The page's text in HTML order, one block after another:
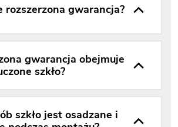
rozszerzona gwarancja?
gwarancja obejmuje
szkło?
szkło jest osadzane i